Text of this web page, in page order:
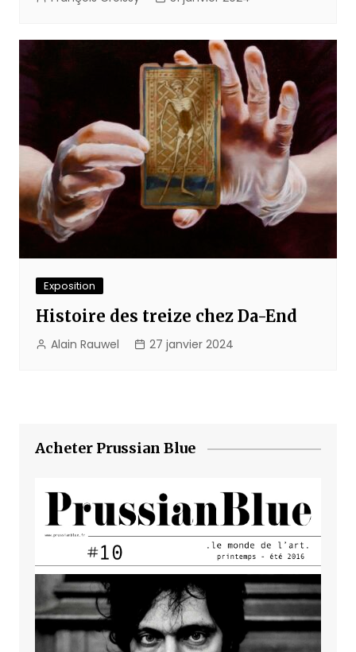
Exposition
Histoire des treize chez Da-End
Alain Rauwel 27 janvier 2024
Acheter Prussian Blue